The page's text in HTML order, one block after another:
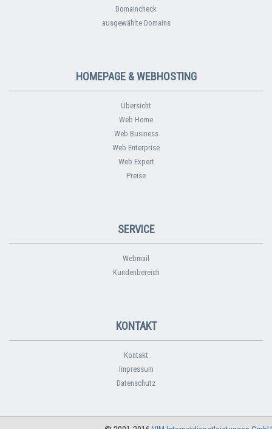
Domaincheck
ausgewählte Domains
HOMEPAGE & WEBHOSTING
Übersicht
Web Home
Web Business
Web Enterprise
Web Expert
Preise
SERVICE
Webmail
Kundenbereich
KONTAKT
Kontakt
Impressum
Datenschutz